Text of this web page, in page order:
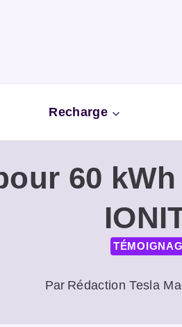
Recharge
60
Par Rédaction Tesla